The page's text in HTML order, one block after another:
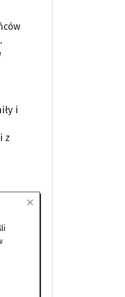
i
z